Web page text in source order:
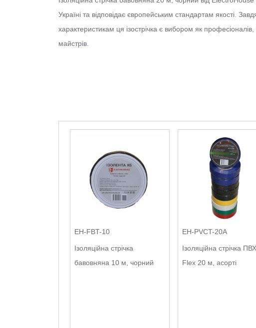
Україні та відповідає європейським стандартам якості.
характеристикам ця ізострічка є вибором як професіоналів,
майстрів.
EH-FBT-10
Ізоляційна стрічка
бавовняна 10 м, чорний
EH-PVCT-20A
Ізоляційна стрічка
Flex 20 м, асорті